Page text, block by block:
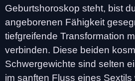
Geburtshoroskop steht, bist
angeborenen Fähigkeit
tiefgreifende Transformation
verbinden. Diese beiden
Schwergewichte sind selten
im sanften Fluss eines